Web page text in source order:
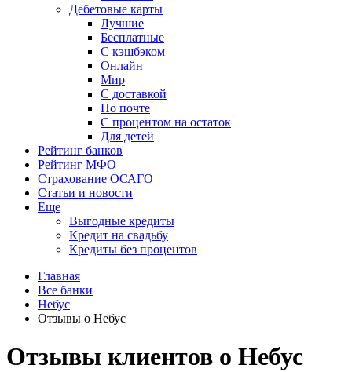
Дебетовые карты
Лучшие
Бесплатные
С кэшбэком
Онлайн
Мир
С доставкой
По почте
С процентом на остаток
Для детей
Рейтинг банков
Рейтинг МФО
Страхование ОСАГО
Статьи и новости
Еще
Выгодные кредиты
Кредит на свадьбу
Кредиты без процентов
Главная
Все банки
Небус
Отзывы о Небус
Отзывы клиентов о Небус